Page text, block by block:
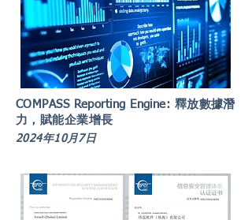
COMPASS Reporting Engine: 釋放數據潛
力，賦能企業增長
2024年10月7日